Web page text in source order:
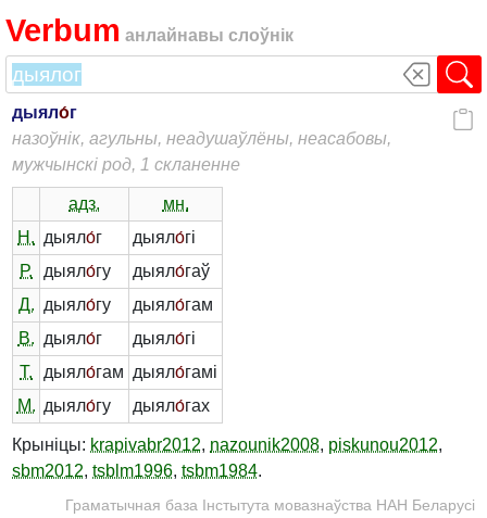
Verbum анлайнавы слоўнік
дыяло́г
назоўнік, агульны, неадушаўлёны, неасабовы,
мужчынскі род, 1 скланенне
адз.
мн.
Н. дыяло́г дыяло́гі
Р.
дыяло́гу дыяло́гаў
Д. дыяло́гу дыяло́гам
В. дыяло́г дыяло́гі
Т.
дыяло́гам дыяло́гамі
М. дыяло́гу дыяло́гах
Крыніцы: krapivabr2012, nazounik2008, piskunou2012,
sbm2012, tsblm1996, tsbm1984.
Граматычная база Інстытута мовазнаўства НАН Беларусі